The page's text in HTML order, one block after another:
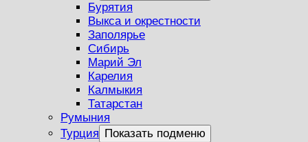
Бурятия
Выкса и окрестности
Заполярье
Сибирь
Марий Эл
Карелия
Калмыкия
Татарстан
Румыния
Турция Показать подменю